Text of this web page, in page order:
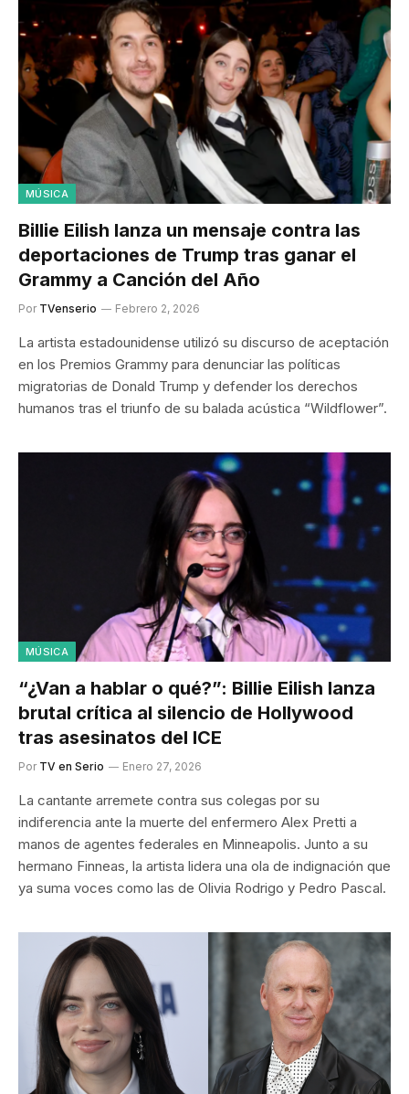
MÚSICA
Billie Eilish lanza un mensaje contra las
deportaciones de Trump tras ganar el
Grammy a Canción del Año
Por TVenserio Febrero 2, 2026
La artista estadounidense utilizó su discurso de aceptación
en los Premios Grammy para denunciar las políticas
migratorias de Donald Trump y defender los derechos
humanos tras el triunfo de su balada acústica “Wildflower”.
MÚSICA
“¿Van a hablar o qué?”: Billie Eilish lanza
brutal crítica al silencio de Hollywood
tras asesinatos del ICE
Por TV en Serio Enero 27, 2026
La cantante arremete contra sus colegas por su
indiferencia ante la muerte del enfermero Alex Pretti a
manos de agentes federales en Minneapolis. Junto a su
hermano Finneas, la artista lidera una ola de indignación que
ya suma voces como las de Olivia Rodrigo y Pedro Pascal.